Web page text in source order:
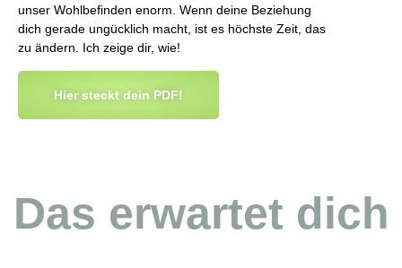
unser Wohlbefinden enorm. Wenn deine Beziehung
dich gerade ungücklich macht, ist es höchste Zeit, das
zu ändern. Ich zeige dir, wie!
Hier steckt dein PDF!
Das erwartet dich